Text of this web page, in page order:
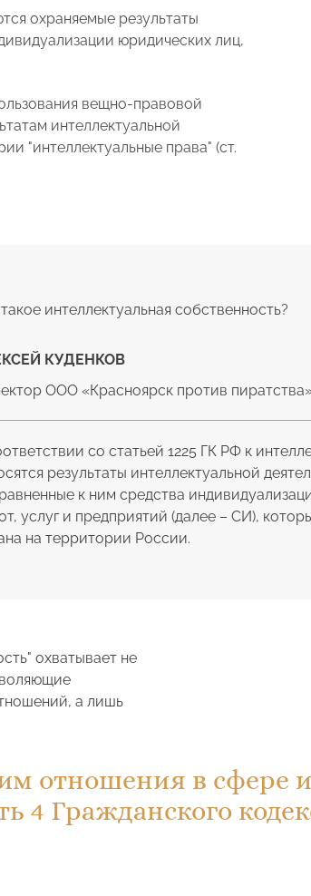
охраняемые результаты
юридических лиц,
вещно-правовой
интеллектуальной
"интеллектуальные права" (ст.
интеллектуальная собственность?
КУДЕНКОВ
ООО «Красноярск против
со статьей 1225 ГК РФ к
результаты интеллектуальной
к ним средства
услуг и предприятий (далее – СИ),
на территории России.
охватывает не
а лишь
отношения в сфере
4 Гражданского